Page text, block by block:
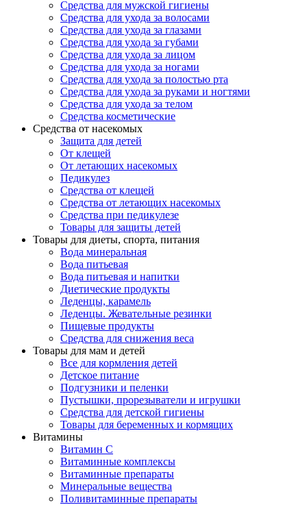
Средства для мужской гигиены
Средства для ухода за волосами
Средства для ухода за глазами
Средства для ухода за губами
Средства для ухода за лицом
Средства для ухода за ногами
Средства для ухода за полостью рта
Средства для ухода за руками и ногтями
Средства для ухода за телом
Средства косметические
Средства от насекомых
Защита для детей
От клещей
От летающих насекомых
Педикулез
Средства от клещей
Средства от летающих насекомых
Средства при педикулезе
Товары для защиты детей
Товары для диеты, спорта, питания
Вода минеральная
Вода питьевая
Вода питьевая и напитки
Диетические продукты
Леденцы, карамель
Леденцы. Жевательные резинки
Пищевые продукты
Средства для снижения веса
Товары для мам и детей
Все для кормления детей
Детское питание
Подгузники и пеленки
Пустышки, прорезыватели и игрушки
Средства для детской гигиены
Товары для беременных и кормящих
Витамины
Витамин С
Витаминные комплексы
Витаминные препараты
Минеральные вещества
Поливитаминные препараты